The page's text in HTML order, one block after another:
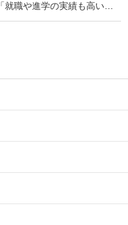
就職や進学の実績も高い」